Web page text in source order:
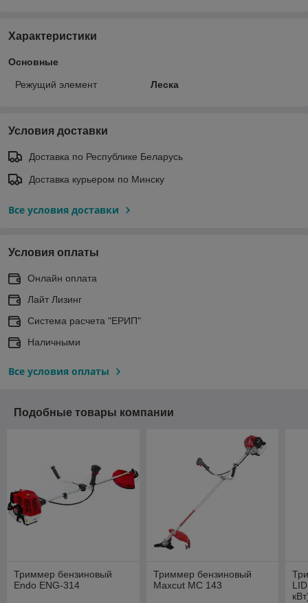
Характеристики
Основные
Режущий элемент Леска
Условия доставки
Доставка по Республике Беларусь
Доставка курьером по Минску
Все условия доставки
Условия оплаты
Онлайн оплата
Лайт Лизинг
Система расчета "ЕРИП"
Наличными
Все условия оплаты
Подобные товары компании
Триммер бензиновый
Endo ENG-314
Триммер бензиновый
Maxcut MC 143